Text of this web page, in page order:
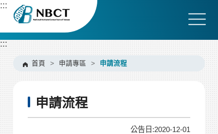
跳
要
內
容
區
塊
:::
:::
首頁 > 申請專區 > 申請流程
申請流程
公告日:2020-12-01